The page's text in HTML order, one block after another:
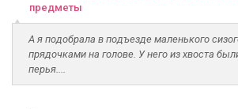
предметы
А я подобрала в подъезде маленького
прядочками на голове. У него из хвоста
перья....